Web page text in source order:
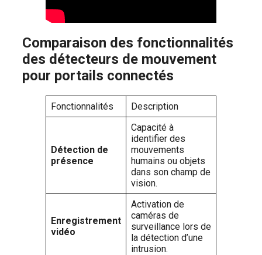
Comparaison des fonctionnalités
des détecteurs de mouvement
pour portails connectés
Fonctionnalités Description
Détection de
présence
Capacité à
identifier des
mouvements
humains ou objets
dans son champ de
vision.
Enregistrement
vidéo
Activation de
caméras de
surveillance lors de
la détection d’une
intrusion.